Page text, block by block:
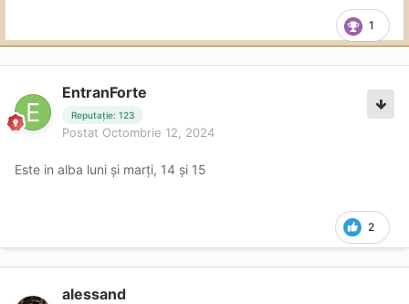
1
EntranForte
Reputație: 123
Postat Octombrie 12, 2024
Este in alba luni și marți, 14 și 15
2
alessand